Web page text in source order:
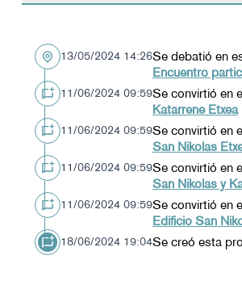
13/05/2024 14:26Se debatió en
Encuentro
11/06/2024 09:59Se convirtió en
Katarrene Etxea
11/06/2024 09:59Se convirtió en
San Nikolas
11/06/2024 09:59Se convirtió en
San Nikolas y
11/06/2024 09:59Se convirtió en
Edificio San
18/06/2024 19:04Se creó esta